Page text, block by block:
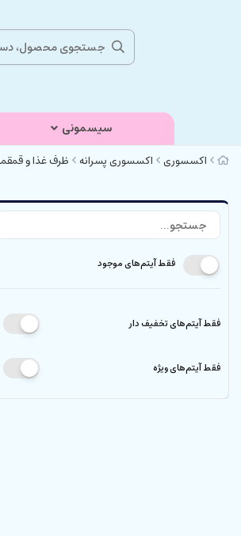
سیسمونی
اکسسوری اکسسوری پسرانه ظرف غذا و
فقط آیتم‌های موجود
فقط آیتم‌های تخفیف دار
فقط آیتم‌های ویژه